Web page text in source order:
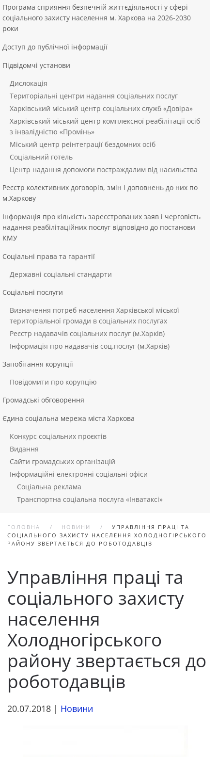
Програма сприяння безпечній життєдіяльності у сфері
соціального захисту населення м. Харкова на 2026-2030
роки
Доступ до публічної інформації
Підвідомчі установи
Дислокація
Територіальні центри надання соціальних послуг
Харківський міський центр соціальних служб «Довіра»
Харківський міський центр комплексної реабілітації осіб
з інвалідністю «Промінь»
Міський центр реінтеграції бездомних осіб
Соціальний готель
Центр надання допомоги постраждалим від насильства
Реєстр колективних договорів, змін і доповнень до них по
м.Харкову
Інформація про кількість зареєстрованих заяв і черговість
надання реабілітаційних послуг відповідно до постанови
КМУ
Соціальні права та гарантії
Державні соціальні стандарти
Соціальні послуги
Визначення потреб населення Харківської міської
територіальної громади в соціальних послугах
Реєстр надавачів соціальних послуг (м.Харків)
Інформація про надавачів соц.послуг (м.Харків)
Запобігання корупції
Повідомити про корупцію
Громадські обговорення
Єдина соціальна мережа міста Харкова
Конкурс соціальних проєктів
Видання
Сайти громадських організацій
Інформаційні електронні соціальні офіси
Соціальна реклама
Транспортна соціальна послуга «Інватаксі»
ГОЛОВНА НОВИНИ
УПРАВЛІННЯ ПРАЦІ ТА
СОЦІАЛЬНОГО ЗАХИСТУ НАСЕЛЕННЯ ХОЛОДНОГІРСЬКОГО
РАЙОНУ ЗВЕРТАЄТЬСЯ ДО РОБОТОДАВЦІВ
Управління праці та
соціального захисту
населення
Холодногірського
району звертається до
роботодавців
20.07.2018 | Новини